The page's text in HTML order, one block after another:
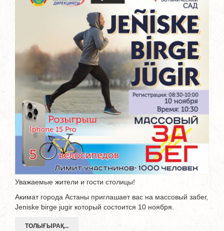
Уважаемые жители и гости столицы!
Акимат города Астаны приглашает вас на массовый забег,
Jeniske birge jugir который состоится 10 ноября.
ТОЛЫҒЫРАҚ...